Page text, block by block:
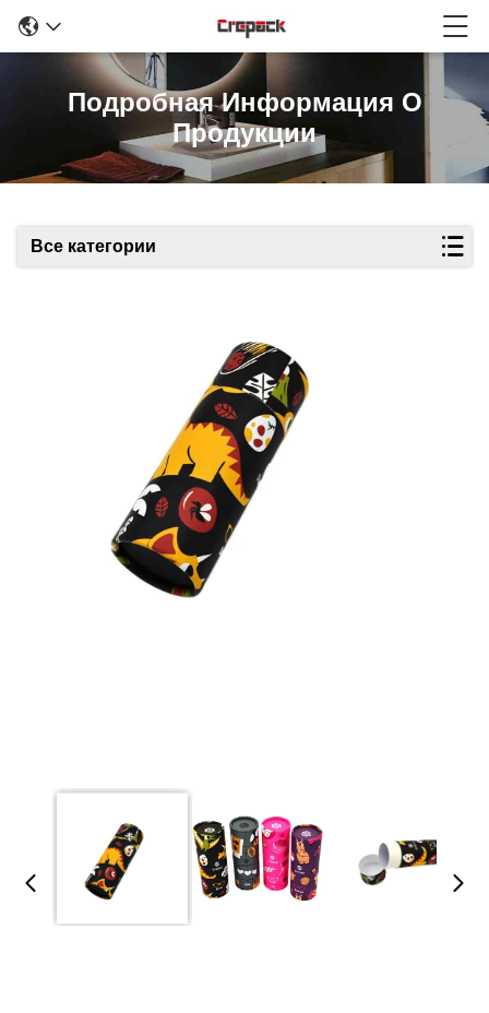
Подробная Информация О
Продукции
Все категории